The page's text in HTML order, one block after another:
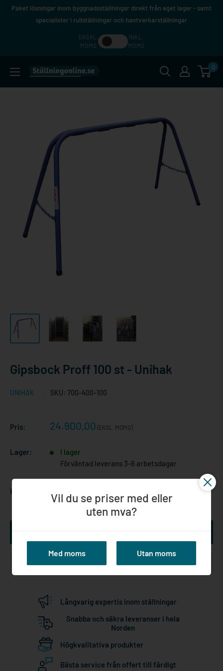
HoppaPaket lösningar inom byggnadsställningar direkt från eget lager - samt
specialister i rullställningar och hantverkarställningar
EKSKL.
MOMS
INKL.
MOMS
Ställningonline.se
0
Gipsbock Proff 100 st - Unihak
UNIHAK SKU: 700-400-100
Pris: Reapris
24.900,00 (EKSL. MOMS)
Lager:
I lager
Förväntad leverans 3-6 arbetsdagar
Kvantitet:
Långvarig expertis inom ställningar
Snabba och säkra leveranser i hela
Norden
Högkvalitativa produkter
Bästa service från offert till färdigt
Vil du se priser med eller
uten mva?
Med moms Utan moms